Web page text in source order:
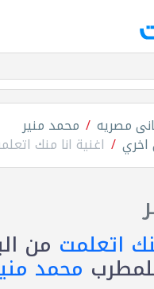
مصريه محمد منير
اخري اغنية انا منك
اتعلمت من
محمد